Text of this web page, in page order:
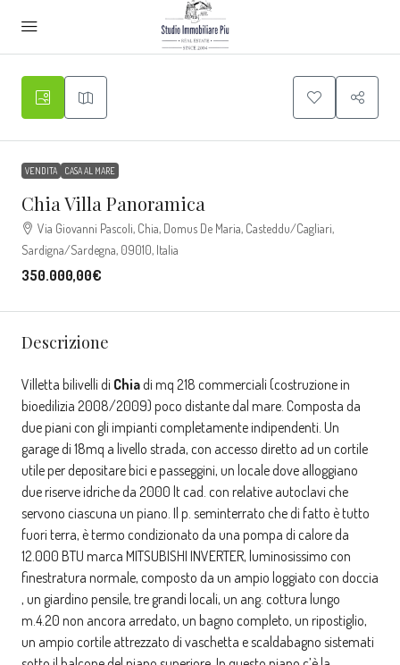
VENDITA CASA AL MARE
Chia Villa Panoramica
Via Giovanni Pascoli, Chia, Domus De Maria, Casteddu/Cagliari,
Sardigna/Sardegna, 09010, Italia
350.000,00€
Descrizione
Villetta bilivelli di Chiadi mq 218 commerciali (costruzione in
bioedilizia 2008/2009) poco distante dal mare. Composta da
due piani con gli impianti completamente indipendenti. Un
garage di 18mq a livello strada, con accesso diretto ad un cortile
utile per depositare bici e passeggini, un locale dove alloggiano
due riserve idriche da 2000 lt cad. con relative autoclavi che
servono ciascuna un piano. Il p. seminterrato che di fatto è tutto
fuori terra, è termo condizionato da una pompa di calore da
12.000 BTU marca MITSUBISHI INVERTER, luminosissimo con
finestratura normale, composto da un ampio loggiato con doccia
, un giardino pensile, tre grandi locali, un ang. cottura lungo
m.4.20 non ancora arredato, un bagno completo, un ripostiglio,
un ampio cortile attrezzato di vaschetta e scaldabagno sistemati